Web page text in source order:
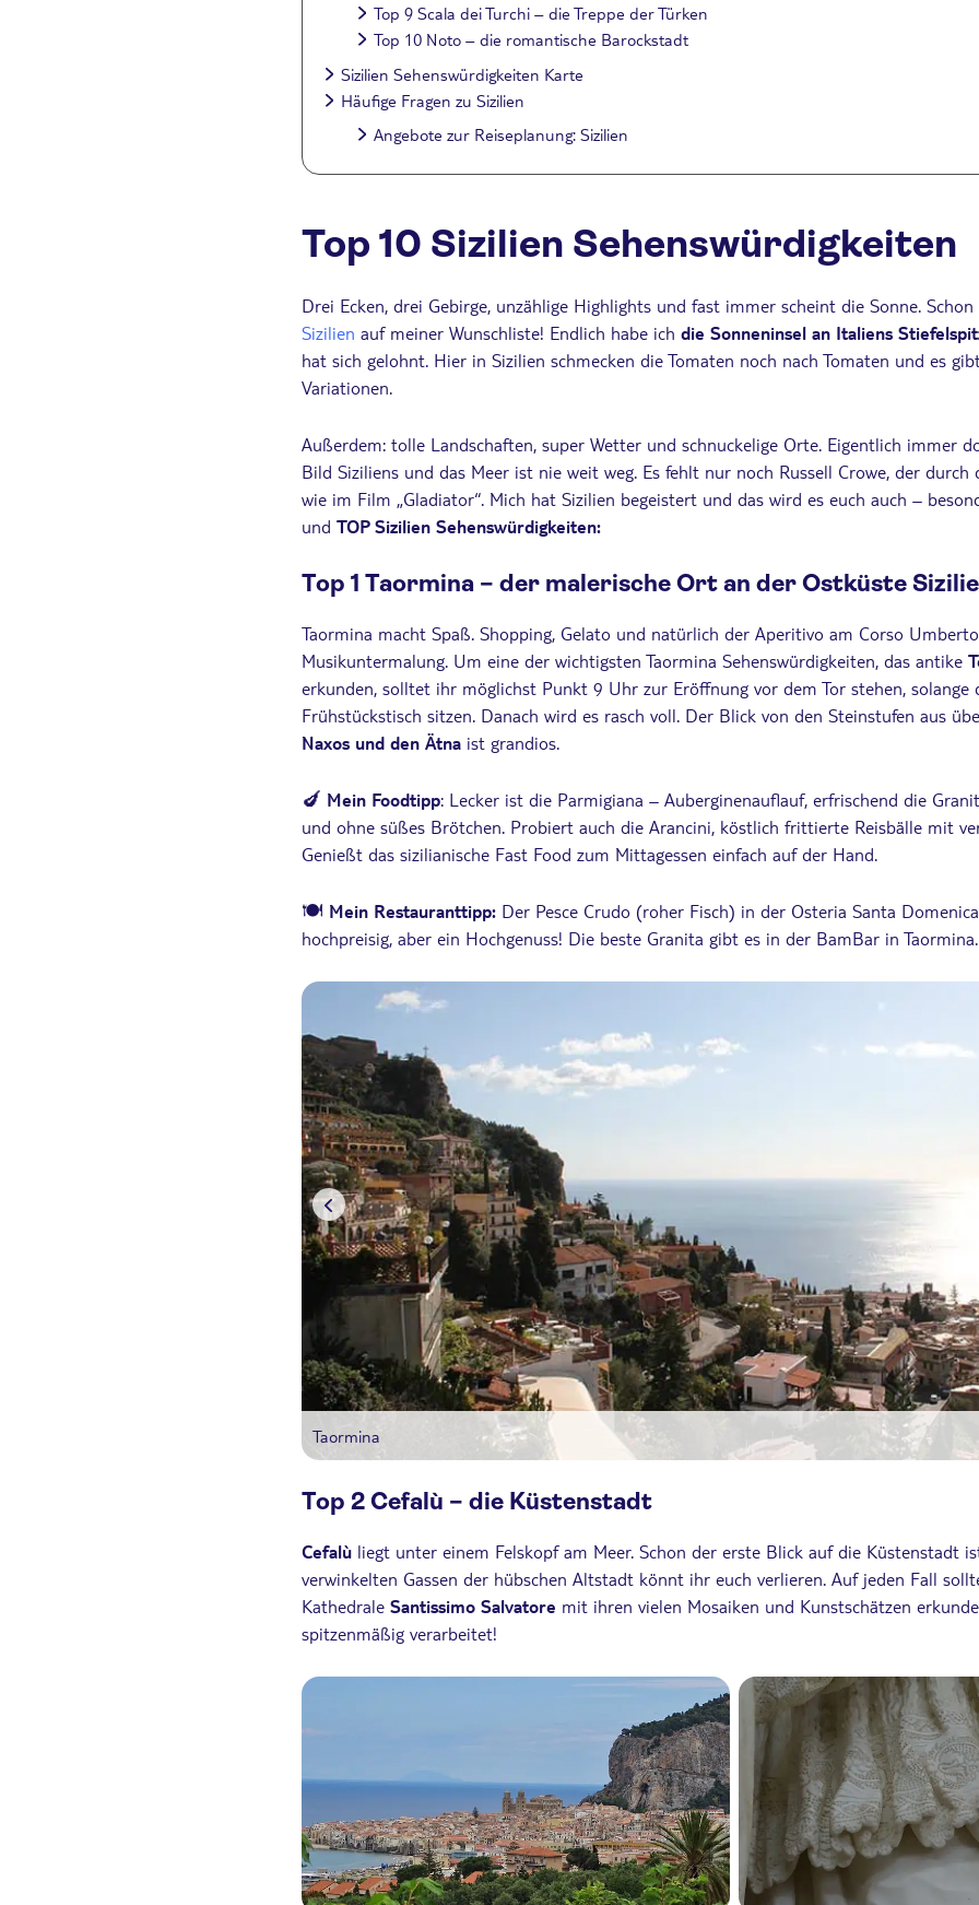
Top 9 Scala dei Turchi – die Treppe der Türken
Top 10 Noto – die romantische Barockstadt
Sizilien Sehenswürdigkeiten Karte
Häufige Fragen zu Sizilien
Angebote zur Reiseplanung: Sizilien
Top 10 Sizilien Sehenswürdigkeiten
Drei Ecken, drei Gebirge, unzählige Highlights und fast immer scheint die Sonne.
Sizilien auf meiner Wunschliste! Endlich habe ich die Sonneninsel an Italiens
hat sich gelohnt. Hier in Sizilien schmecken die Tomaten noch nach Tomaten und es
Variationen.
Außerdem: tolle Landschaften, super Wetter und schnuckelige Orte. Eigentlich immer
Bild Siziliens und das Meer ist nie weit weg. Es fehlt nur noch Russell Crowe, der
wie im Film „Gladiator“. Mich hat Sizilien begeistert und das wird es euch auch –
und TOP Sizilien Sehenswürdigkeiten:
Top 1 Taormina – der malerische Ort an der Ostküste
Taormina macht Spaß. Shopping, Gelato und natürlich der Aperitivo am Corso
Musikuntermalung. Um eine der wichtigsten Taormina Sehenswürdigkeiten, das antike
erkunden, solltet ihr möglichst Punkt 9 Uhr zur Eröffnung vor dem Tor stehen, solange
Frühstückstisch sitzen. Danach wird es rasch voll. Der Blick von den Steinstufen aus
Naxos und den Ätnaist grandios.
🍆 Mein Foodtipp: Lecker ist die Parmigiana – Auberginenauflauf, erfrischend die
und ohne süßes Brötchen. Probiert auch die Arancini, köstlich frittierte Reisbälle mit
Genießt das sizilianische Fast Food zum Mittagessen einfach auf der Hand.
🍽️ Mein Restauranttipp:Der Pesce Crudo (roher Fisch) in der Osteria Santa
hochpreisig, aber ein Hochgenuss! Die beste Granita gibt es in der BamBar in Taormina.
Taormina
Top 2 Cefalù – die Küstenstadt
Cefalùliegt unter einem Felskopf am Meer. Schon der erste Blick auf die Küstenstadt
verwinkelten Gassen der hübschen Altstadt könnt ihr euch verlieren. Auf jeden Fall
Kathedrale Santissimo Salvatore mit ihren vielen Mosaiken und Kunstschätzen
spitzenmäßig verarbeitet!